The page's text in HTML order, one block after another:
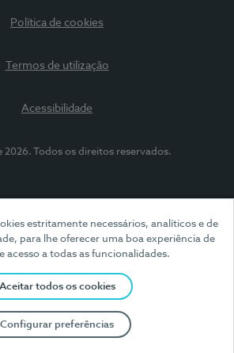
estritamente necessários, analíticos e de
para lhe oferecer uma boa experiência de
acesso a todas as funcionalidades.
Aceitar todos os cookies
Configurar preferências
Política de cookies
Termos de utilização
Acessibilidade
2026. Todos os direitos reservados.